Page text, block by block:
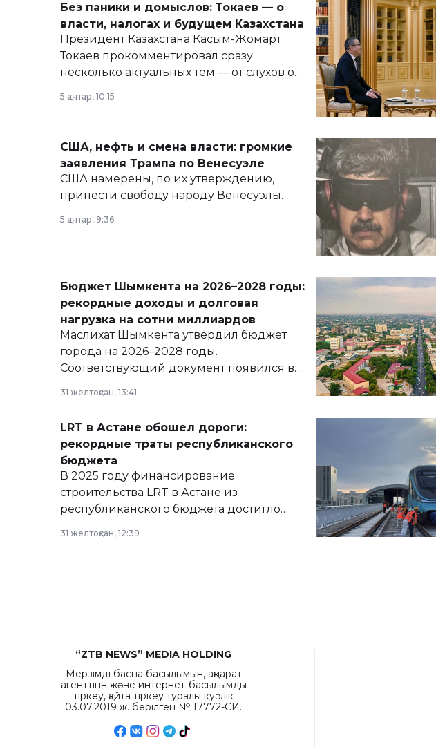
Без паники и домыслов: Токаев — о
власти, налогах и будущем Казахстана
Президент Казахстана Касым-Жомарт
Токаев прокомментировал сразу
несколько актуальных тем — от слухов о
армии, экономики и личного здоровья.
5 қаңтар, 10:15
США, нефть и смена власти: громкие
заявления Трампа по Венесуэле
США намерены, по их утверждению,
принести свободу народу Венесуэлы.
5 қаңтар, 9:36
Бюджет Шымкента на 2026–2028 годы:
рекордные доходы и долговая
нагрузка на сотни миллиардов
Маслихат Шымкента утвердил бюджет
города на 2026–2028 годы.
Соответствующий документ появился в
сайте маслихат города.
31 желтоқсан, 13:41
LRT в Астане обошел дороги:
рекордные траты республиканского
бюджета
В 2025 году финансирование
строительства LRT в Астане из
республиканского бюджета достигло
31 желтоқсан, 12:39
“ZTB NEWS” MEDIA HOLDING
Мерзімді баспа басылымын, ақпарат
агенттігін және интернет-басылымды
тіркеу, қайта тіркеу туралы куәлік
03.07.2019 ж. берілген № 17772-СИ.